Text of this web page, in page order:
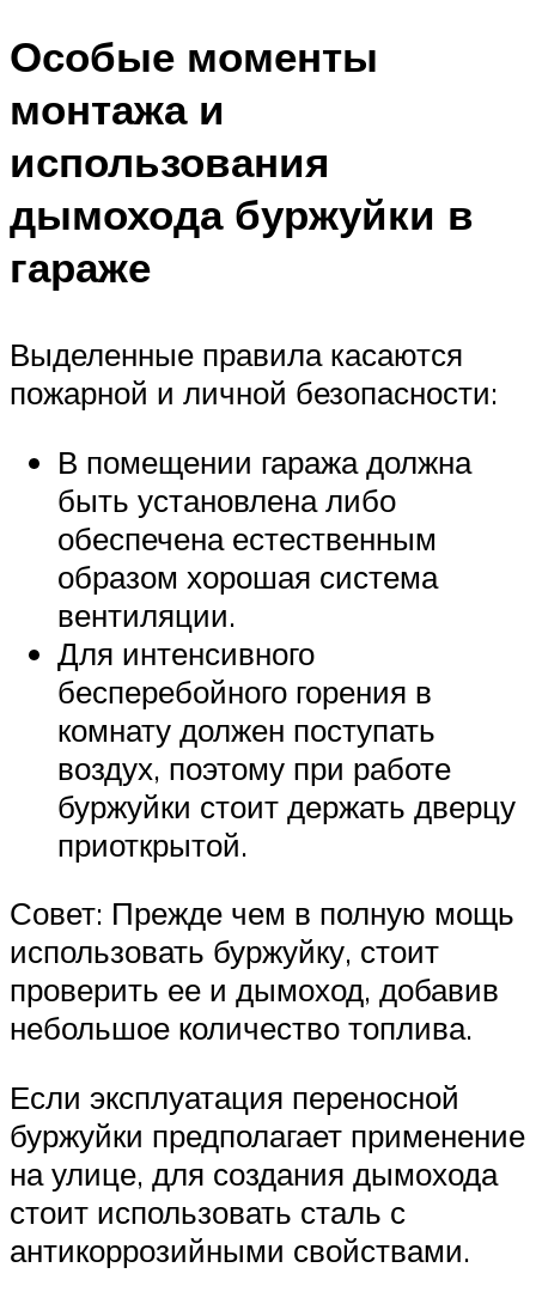
Особые моменты
монтажа и
использования
дымохода буржуйки в
гараже
Выделенные правила касаются
пожарной и личной безопасности:
В помещении гаража должна
быть установлена либо
обеспечена естественным
образом хорошая система
вентиляции.
Для интенсивного
бесперебойного горения в
комнату должен поступать
воздух, поэтому при работе
буржуйки стоит держать дверцу
приоткрытой.
Совет: Прежде чем в полную мощь
использовать буржуйку, стоит
проверить ее и дымоход, добавив
небольшое количество топлива.
Если эксплуатация переносной
буржуйки предполагает применение
на улице, для создания дымохода
стоит использовать сталь с
антикоррозийными свойствами.